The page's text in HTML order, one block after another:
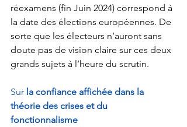
réexamens (fin Juin 2024) correspond à
la date des élections européennes. De
sorte que les électeurs n’auront sans
doute pas de vision claire sur ces deux
grands sujets à l’heure du scrutin.
Sur la confiance affichée dans la
théorie des crises et du
fonctionnalisme